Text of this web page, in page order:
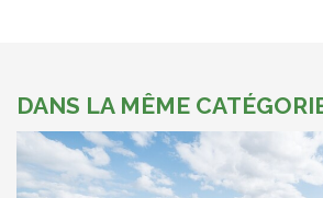
DANS LA MÊME